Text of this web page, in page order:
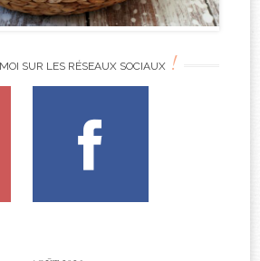
SUR LES RÉSEAUX SOCIAUX !